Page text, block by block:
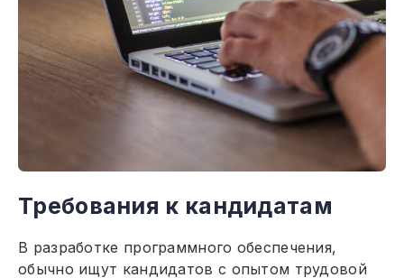
Требования к кандидатам
В разработке программного обеспечения,
обычно ищут кандидатов с опытом трудовой